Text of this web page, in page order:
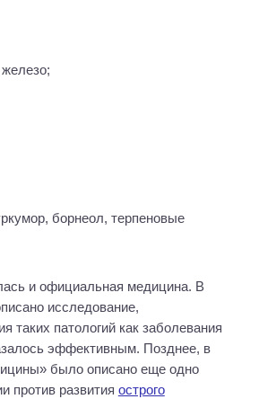
и официальная медицина. В
исследование,
таких патологий как заболевания
эффективным. Позднее, в
было описано еще одно
против развития острого